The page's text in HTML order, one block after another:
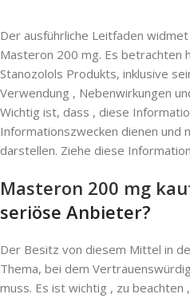
Der ausführliche Leitfaden
Masteron 200 mg. Es betrachten
Stanozolols Produkts, inklusive
Verwendung , Nebenwirkungen
Wichtig ist, dass , diese
Informationszwecken dienen und
darstellen. Ziehe diese
Masteron 200 mg
seriöse Anbieter?
Der Besitz von diesem Mittel in
Thema, bei dem
muss. Es ist wichtig , zu beachten